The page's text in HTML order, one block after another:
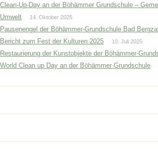
Clean-Up-Day an der Böhämmer Grundschule –
Umwelt
14. Oktober 2025
Pausenengel der Böhämmer-Grundschule Bad
Bericht zum Fest der Kulturen 2025 10. Juli 2025
Restaurierung der Kunstobjekte der Böhämmer-
World Clean up Day an der Böhämmer Grundschule